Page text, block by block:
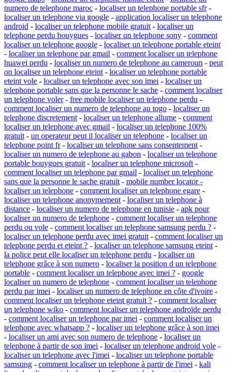
numero de telephone maroc - localiser un telephone portable sfr-
localiser un telephone via google - application localiser un telephone
android - localiser un telephone mobile gratuit - localiser un
telephone perdu bouygues - localiser un telephone sony - comment
localiser un telephone google - localiser un telephone portable eteint
- localiser un telephone par gmail - comment localiser un telephone
huawei perdu - localiser un numero de telephone au cameroun - peut
on localiser un telephone eteint - localiser un telephone portable
eteint vole - localiser un telephone avec son imei - localiser un
telephone portable sans que la personne le sache - comment localiser
un telephone voler- free mobile localiser un telephone perdu -
comment localiser un numero de telephone au togo - localiser un
telephone discretement - localiser un telephone allume - comment
localiser un telephone avec gmail - localiser un telephone 100%
gratuit - un operateur peut il localiser un telephone - localiser un
telephone point fr- localiser un telephone sans consentement -
localiser un numero de telephone au gabon - localiser un telephone
portable bouygues gratuit - localiser un telephone microsoft -
comment localiser un telephone par gmail - localiser un telephone
sans que la personne le sache gratuit - mobile number locator -
localiser un telephone - comment localiser un telephone egare -
localiser un telephone anonymement - localiser un telephone à
distance - localiser un numero de telephone en tunisie - apk pour
localiser un numero de telephone - comment localiser un telephone
perdu ou vole - comment localiser un telephone samsung perdu ? -
localiser un telephone perdu avec imei gratuit - comment localiser un
telephone perdu et eteint ? - localiser un telephone samsung eteint -
la police peut elle localiser un telephone perdu - localiser un
telephone grâce à son numero - localiser la position d un telephone
portable - comment localiser un telephone avec imei ? - google
localiser un numero de telephone - comment localiser un telephone
perdu par imei - localiser un numero de telephone en côte d'ivoire -
comment localiser un telephone eteint gratuit ? - comment localiser
un telephone wiko - comment localiser un telephone androïde perdu
- comment localiser un telephone par imei - comment localiser un
telephone avec whatsapp ? - localiser un telephone grâce à son imei
- localiser un ami avec son numero de telephone - localiser un
telephone à partir de son imei - localiser un telephone android vole -
localiser un telephone avec l'imei - localiser un telephone portable
samsung - comment localiser un telephone à partir de l'imei - kali